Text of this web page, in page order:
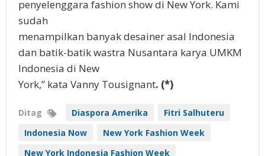
penyelenggara fashion show di New York. Kami
sudah
menampilkan banyak desainer asal Indonesia
dan batik-batik wastra Nusantara karya UMKM
Indonesia di New
York,” kata Vanny Tousignant. (*)
Ditag Diaspora Amerika
Fitri Salhuteru
Indonesia Now
New York Fashion Week
New York Indonesia Fashion Week